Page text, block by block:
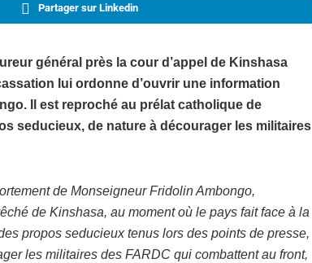
Partager sur Linkedin
général près la cour d’appel de Kinshasa
lui ordonne d’ouvrir une information
Il est reproché au prélat catholique de
seducieux, de nature à décourager les militaires
de Monseigneur Fridolin Ambongo,
de Kinshasa, au moment où le pays fait face à la
propos seducieux tenus lors des points de presse,
les militaires des FARDC qui combattent au front,